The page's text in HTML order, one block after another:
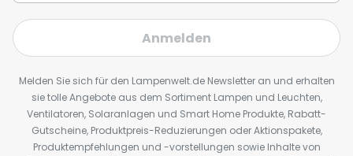
Anmelden
Melden Sie sich für den Lampenwelt.de Newsletter an und erhalten
sie tolle Angebote aus dem Sortiment Lampen und Leuchten,
Ventilatoren, Solaranlagen und Smart Home Produkte, Rabatt-
Gutscheine, Produktpreis-Reduzierungen oder Aktionspakete,
Produktempfehlungen und -vorstellungen sowie Inhalte von